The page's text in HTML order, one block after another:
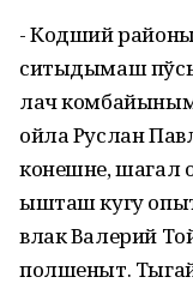
- Кодший
ситыдымаш
лач
ойла Руслан
конешне, шагал
ышташ кугу
влак Валерий
полшеныт.